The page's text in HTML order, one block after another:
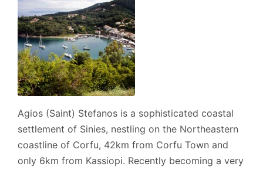
Agios (Saint) Stefanos is a sophisticated coastal
settlement of Sinies, nestling on the Northeastern
coastline of Corfu, 42km from Corfu Town and
only 6km from Kassiopi. Recently becoming a very